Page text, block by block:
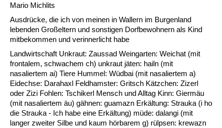
Mario Michlits
Ausdrücke, die ich von meinen in Wallern im Burgenland
lebenden Großeltern und sonstigen Dorfbewohnern als Kind
mitbekommen und verinnerlicht habe
Landwirtschaft Unkraut: Zaussad Weingarten: Weichat (mit
frontalem, schwachem ch) unkraut jäten: hailn (mit
nasaliertem ai) Tiere Hummel: Wüdbai (mit nasaliertem a)
Eidechse: Darahaxl Feldhamster: Gritsch Kätzchen: Zizerl
oder Zizi Fohlen: Tschikerl Mensch und Alltag Kinn: Giermäu
(mit nasaliertem äu) gähnen: guamazn Erkältung: Strauka (i ho
die Strauka - Ich habe eine Erkältung) müde: dalangi (mit
langer zweiter Silbe und kaum hörbarem g) rülpsen: krewazn